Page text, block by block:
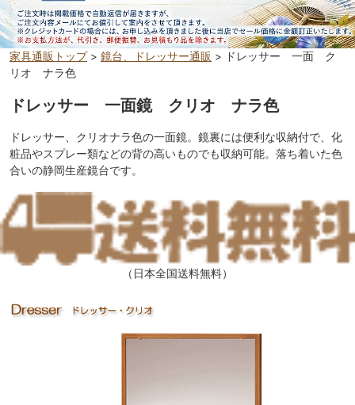
家具通販トップ> 鏡台、ドレッサー通販 > ドレッサー 一面 ク
リオ ナラ色
ドレッサー 一面鏡 クリオ ナラ色
ドレッサー、クリオナラ色の一面鏡。鏡裏には便利な収納付で、化
粧品やスプレー類などの背の高いものでも収納可能。落ち着いた色
合いの静岡生産鏡台です。
（日本全国送料無料）